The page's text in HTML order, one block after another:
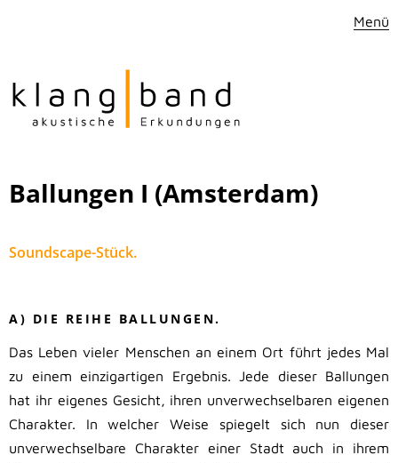
Menü
Ballungen I (Amsterdam)
Soundscape-Stück.
A) DIE REIHE BALLUNGEN.
Das Leben vieler Menschen an einem Ort führt jedes Mal
zu einem einzigartigen Ergebnis. Jede dieser Ballungen
hat ihr eigenes Gesicht, ihren unverwechselbaren eigenen
Charakter. In welcher Weise spiegelt sich nun dieser
unverwechselbare Charakter einer Stadt auch in ihrem